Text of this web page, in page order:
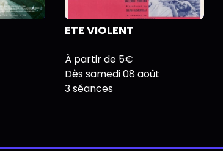
ETE VIOLENT
À partir de 5€
Dès samedi 08 août
3 séances